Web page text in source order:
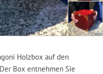
Holzbox auf den
Box entnehmen Sie